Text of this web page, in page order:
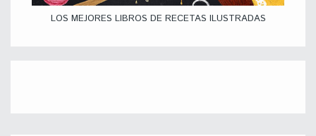
LOS MEJORES LIBROS DE RECETAS ILUSTRADAS